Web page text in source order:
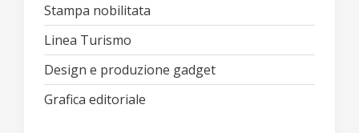
Stampa nobilitata
Linea Turismo
Design e produzione gadget
Grafica editoriale